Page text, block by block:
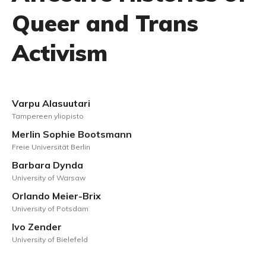
Queer and Trans
Activism
Varpu Alasuutari
Tampereen yliopisto
Merlin Sophie Bootsmann
Freie Universität Berlin
Barbara Dynda
University of Warsaw
Orlando Meier-Brix
University of Potsdam
Ivo Zender
University of Bielefeld